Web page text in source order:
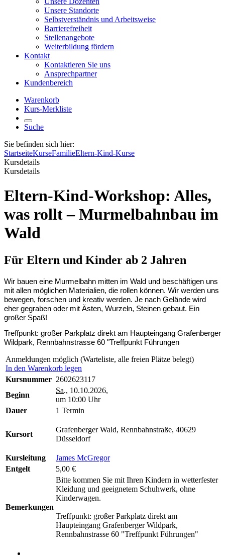
Unsere Standorte
Selbstverständnis und Arbeitsweise
Barrierefreiheit
Stellenangebote
Weiterbildung fördern
Kontakt
Kontaktieren Sie uns
Ansprechpartner
Kundenbereich
Warenkorb
Kurs-Merkliste
Suche
Sie befinden sich hier:
StartseiteKurseFamilieEltern-Kind-Kurse
Kursdetails
Kursdetails
Eltern-Kind-Workshop: Alles,
was rollt – Murmelbahnbau im
Wald
Für Eltern und Kinder ab 2 Jahren
Wir bauen eine Murmelbahn mitten im Wald und beschäftigen uns
mit allen möglichen Materialien, die rollen können. Wir werden uns
bewegen, forschen und kreativ werden. Je nach Gelände wird
eher gegraben oder mit Ästen, Wurzeln, Steinen gebaut. Ein
großer Spaß!
Treffpunkt: großer Parkplatz direkt am Haupteingang Grafenberger
Wildpark, Rennbahnstrasse 60 "Treffpunkt Führungen
Anmeldungen möglich (Warteliste, alle freien Plätze belegt)
In den Warenkorb legen
Kursnummer 2602623117
Beginn
Sa., 10.10.2026,
um 10:00 Uhr
Dauer
1 Termin
Kursort
Grafenberger Wald, Rennbahnstraße, 40629
Düsseldorf
Kursleitung
James McGregor
Entgelt
5,00 €
Bemerkungen
Bitte kommen Sie mit Ihren Kindern in wetterfester
Kleidung und geeignetem Schuhwerk, ohne
Kinderwagen.
Treffpunkt: großer Parkplatz direkt am
Haupteingang Grafenberger Wildpark,
Rennbahnstrasse 60 "Treffpunkt Führungen"